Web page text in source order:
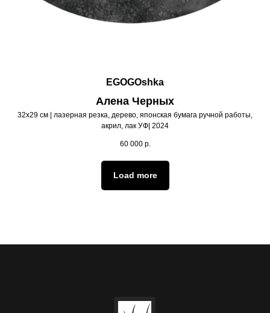
EGOGOshka
Алена Черных
32х29 см | лазерная резка, дерево, японская бумага ручной работы,
акрил, лак УФ| 2024
60 000 р.
Load more